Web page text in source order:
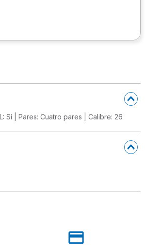
Sí | Pares: Cuatro pares | Calibre: 26